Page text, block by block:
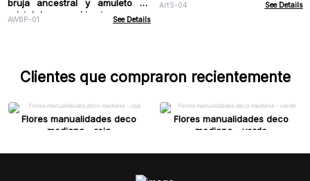
bruja ancestral y amuleto de
cristal de roca - Limpieza
AWBP-01 See Details
ArtS-04 See Details
Clientes que compraron recientemente
Flores manualidades deco
mediana - roja
Flores manualidades deco
mediana - verde